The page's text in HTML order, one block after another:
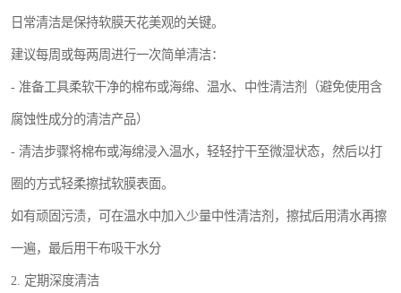
日常清洁是保持软膜天花美观的关键。
建议每周或每两周进行一次简单清洁：
- 准备工具柔软干净的棉布或海绵、温水、中性清洁剂（避免使用含
腐蚀性成分的清洁产品）
- 清洁步骤将棉布或海绵浸入温水，轻轻拧干至微湿状态，然后以打
圈的方式轻柔擦拭软膜表面。
如有顽固污渍，可在温水中加入少量中性清洁剂，擦拭后用清水再擦
一遍，最后用干布吸干水分
2. 定期深度清洁